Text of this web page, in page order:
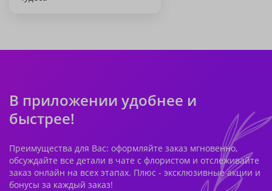
В приложении удобнее и
быстрее!
Преимущества для Вас: оформляйте заказ мгновенно,
обсуждайте все детали в чате с флористом и отслеживайте
заказ онлайн на всех этапах. Плюс - эксклюзивные акции и
бонусы за каждый заказ!